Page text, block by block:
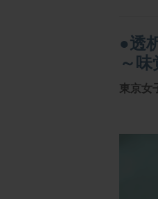
●透
～
東京女